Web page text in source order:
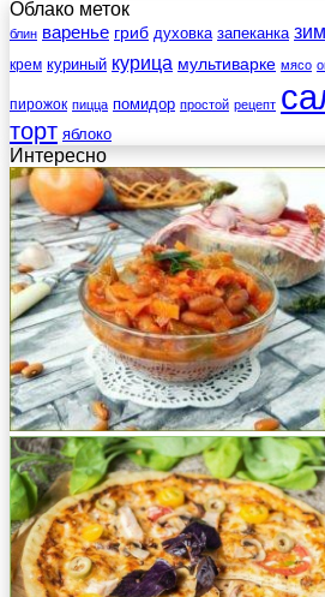
Облако меток
блин варенье гриб духовка запеканка
крем куриный курица мультиварке мясо
пирожок пицца помидор простой рецепт
торт яблоко
Интересно